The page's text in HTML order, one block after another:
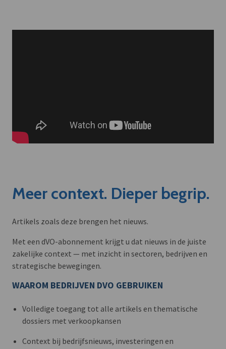
Meer context. Dieper begrip.
Artikels zoals deze brengen het nieuws.
Met een dVO-abonnement krijgt u dat nieuws in de juiste
zakelijke context — met inzicht in sectoren, bedrijven en
strategische bewegingen.
WAAROM BEDRIJVEN DVO GEBRUIKEN
Volledige toegang tot alle artikels en thematische
dossiers met verkoopkansen
Context bij bedrijfsnieuws, investeringen en